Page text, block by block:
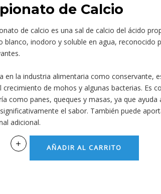
de Calcio
de calcio es una sal de calcio del ácido
blanco, inodoro y soluble en agua, reconocido
en la industria alimentaria como conservante,
crecimiento de mohos y algunas bacterias. Es
como panes, queques y masas, ya que ayuda
el sabor. También puede
adicional.
AÑADIR AL CARRITO